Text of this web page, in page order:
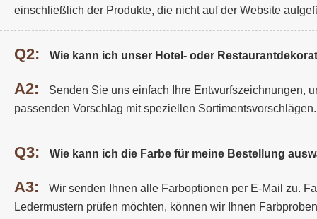
einschließlich der Produkte, die nicht auf der Website
Q2: Wie kann ich unser Hotel- oder
A2:
Senden Sie uns einfach Ihre Entwurfszeichnungen,
passenden Vorschlag mit speziellen Sortimentsvorschlägen.
Q3: Wie kann ich die Farbe für meine Bestellung
A3:
Wir senden Ihnen alle Farboptionen per E-Mail zu.
Ledermustern prüfen möchten, können wir Ihnen